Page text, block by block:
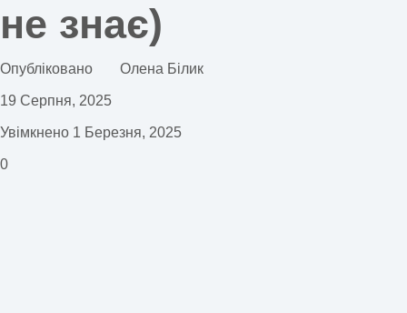
не знає)
Опубліковано Олена Білик
19 Серпня, 2025
Увімкнено 1 Березня, 2025
0